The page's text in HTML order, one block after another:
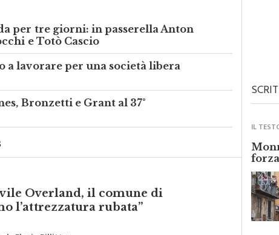
per tre giorni: in passerella Anton
e Totò Cascio
a lavorare per una società libera
Bronzetti e Grant al 37°
Overland, il comune di
l’attrezzatura rubata”